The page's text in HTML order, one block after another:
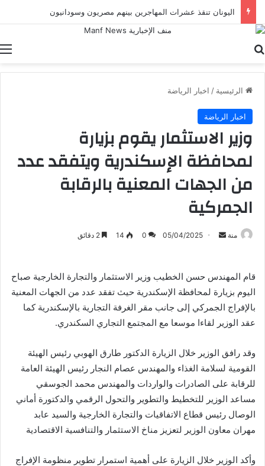
اليونان تنقذ عشرات المهاجرين بينهم مصريون وسودانيون
الرئيسية / اخبار الرياضة
اخبار الرياضة
وزير الاستثمار يقوم بزيارة
لمحافظة الإسكندرية ويتفقد عدد
من الجهات المعنية بالرقابة
الجمركية
منة
أرسل 05/04/2025
0
14
قام المهندس حسن الخطيب وزير الاستثمار والتجارة الخارجية صباح
اليوم بزيارة لمحافظة الإسكندرية حيث تفقد عدد من الجهات المعنية
بالإفراج الجمركي إلى جانب مقر الغرفة التجارية بالإسكندرية كما
عقد الوزير لقاءا موسعا مع المجتمع التجاري السكندري.
وقد رافق الوزير خلال الزيارة الدكتور طارق الهوبي رئيس الهيئة
القومية لسلامة الغذاء والمهندس عصام النجار رئيس الهيئة العامة
للرقابة على الصادرات والواردات والمهندس محمد الجوسقي
مساعد الوزير للتخطيط والتطوير والتحول الرقمي والدكتورة أماني
الوصال رئيس قطاع الاتفاقيات والتجارة الخارجية والسيد عابد
مهران معاون الوزير لتعزيز مناخ الاستثمار والتنافسية الاقتصادية
وأكد الوزير خلال الزيارة على أهمية استمرار تطوير منظومة الإفراج